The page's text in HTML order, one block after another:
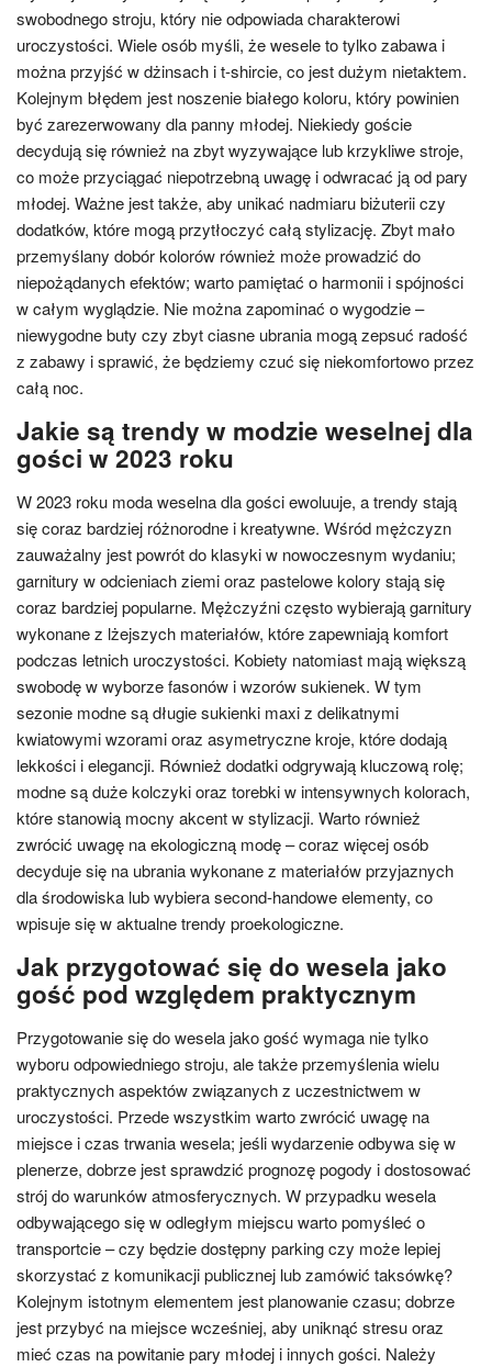
swobodnego stroju, który nie odpowiada charakterowi
uroczystości. Wiele osób myśli, że wesele to tylko zabawa i
można przyjść w dżinsach i t-shircie, co jest dużym nietaktem.
Kolejnym błędem jest noszenie białego koloru, który powinien
być zarezerwowany dla panny młodej. Niekiedy goście
decydują się również na zbyt wyzywające lub krzykliwe stroje,
co może przyciągać niepotrzebną uwagę i odwracać ją od pary
młodej. Ważne jest także, aby unikać nadmiaru biżuterii czy
dodatków, które mogą przytłoczyć całą stylizację. Zbyt mało
przemyślany dobór kolorów również może prowadzić do
niepożądanych efektów; warto pamiętać o harmonii i spójności
w całym wyglądzie. Nie można zapominać o wygodzie –
niewygodne buty czy zbyt ciasne ubrania mogą zepsuć radość
z zabawy i sprawić, że będziemy czuć się niekomfortowo przez
całą noc.
Jakie są trendy w modzie weselnej dla
gości w 2023 roku
W 2023 roku moda weselna dla gości ewoluuje, a trendy stają
się coraz bardziej różnorodne i kreatywne. Wśród mężczyzn
zauważalny jest powrót do klasyki w nowoczesnym wydaniu;
garnitury w odcieniach ziemi oraz pastelowe kolory stają się
coraz bardziej popularne. Mężczyźni często wybierają garnitury
wykonane z lżejszych materiałów, które zapewniają komfort
podczas letnich uroczystości. Kobiety natomiast mają większą
swobodę w wyborze fasonów i wzorów sukienek. W tym
sezonie modne są długie sukienki maxi z delikatnymi
kwiatowymi wzorami oraz asymetryczne kroje, które dodają
lekkości i elegancji. Również dodatki odgrywają kluczową rolę;
modne są duże kolczyki oraz torebki w intensywnych kolorach,
które stanowią mocny akcent w stylizacji. Warto również
zwrócić uwagę na ekologiczną modę – coraz więcej osób
decyduje się na ubrania wykonane z materiałów przyjaznych
dla środowiska lub wybiera second-handowe elementy, co
wpisuje się w aktualne trendy proekologiczne.
Jak przygotować się do wesela jako
gość pod względem praktycznym
Przygotowanie się do wesela jako gość wymaga nie tylko
wyboru odpowiedniego stroju, ale także przemyślenia wielu
praktycznych aspektów związanych z uczestnictwem w
uroczystości. Przede wszystkim warto zwrócić uwagę na
miejsce i czas trwania wesela; jeśli wydarzenie odbywa się w
plenerze, dobrze jest sprawdzić prognozę pogody i dostosować
strój do warunków atmosferycznych. W przypadku wesela
odbywającego się w odległym miejscu warto pomyśleć o
transportcie – czy będzie dostępny parking czy może lepiej
skorzystać z komunikacji publicznej lub zamówić taksówkę?
Kolejnym istotnym elementem jest planowanie czasu; dobrze
jest przybyć na miejsce wcześniej, aby uniknąć stresu oraz
mieć czas na powitanie pary młodej i innych gości. Należy